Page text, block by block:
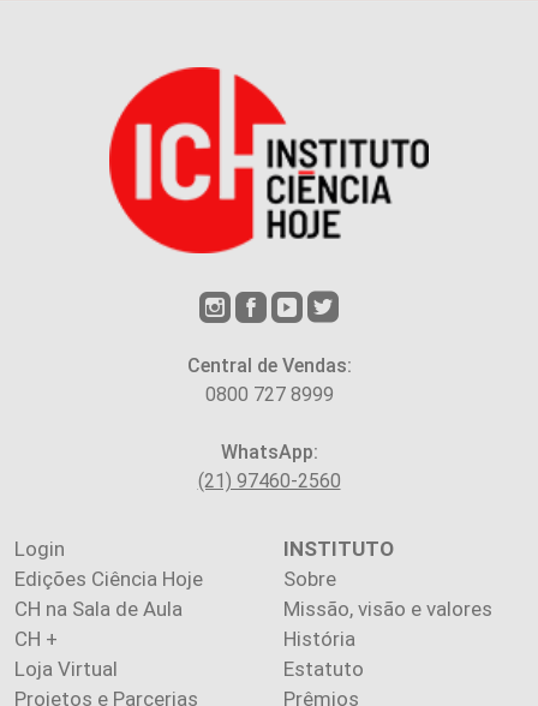
Central de Vendas:
0800 727 8999
WhatsApp:
(21) 97460-2560
Login
Edições Ciência Hoje
CH na Sala de Aula
CH +
Loja Virtual
Projetos e Parcerias
INSTITUTO
Sobre
Missão, visão e valores
História
Estatuto
Prêmios